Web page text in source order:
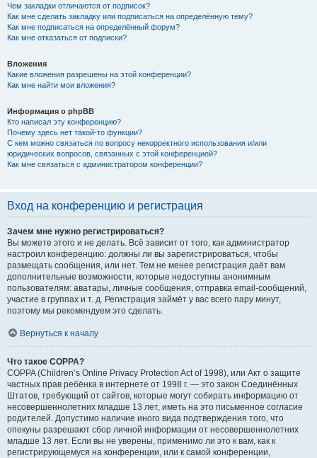
Чем закладки отличаются от подписок?
Как мне сделать закладку или подписаться на определённую тему?
Как мне подписаться на определённый форум?
Как мне отказаться от подписки?
Вложения
Какие вложения разрешены на этой конференции?
Как мне найти мои вложения?
Информация о phpBB
Кто написал эту конференцию?
Почему здесь нет такой-то функции?
С кем можно связаться по вопросу некорректного использования и/или
юридических вопросов, связанных с этой конференцией?
Как мне связаться с администратором конференции?
Вход на конференцию и регистрация
Зачем мне нужно регистрироваться?
Вы можете этого и не делать. Всё зависит от того, как администратор
настроил конференцию: должны ли вы зарегистрироваться, чтобы
размещать сообщения, или нет. Тем не менее регистрация даёт вам
дополнительные возможности, которые недоступны анонимным
пользователям: аватары, личные сообщения, отправка email-сообщений,
участие в группах и т. д. Регистрация займёт у вас всего пару минут,
поэтому мы рекомендуем это сделать.
Вернуться к началу
Что такое COPPA?
COPPA (Children’s Online Privacy Protection Act of 1998), или Акт о защите
частных прав ребёнка в интернете от 1998 г. — это закон Соединённых
Штатов, требующий от сайтов, которые могут собирать информацию от
несовершеннолетних младше 13 лет, иметь на это письменное согласие
родителей. Допустимо наличие иного вида подтверждения того, что
опекуны разрешают сбор личной информации от несовершеннолетних
младше 13 лет. Если вы не уверены, применимо ли это к вам, как к
регистрирующемуся на конференции, или к самой конференции,